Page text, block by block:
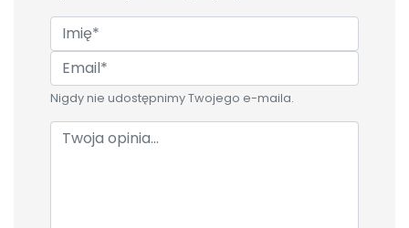
Nigdy nie udostępnimy Twojego e-maila.